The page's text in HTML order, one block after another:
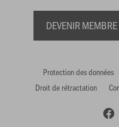
DEVENIR
Protection des données
Droit de rétractation